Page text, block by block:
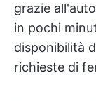
grazie
in pochi
disponibilità
richieste di